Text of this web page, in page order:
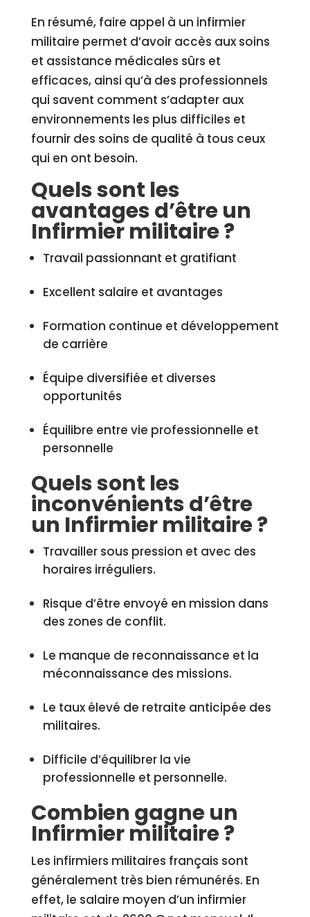
En résumé, faire appel à un infirmier
militaire permet d’avoir accès aux soins
et assistance médicales sûrs et
efficaces, ainsi qu’à des professionnels
qui savent comment s’adapter aux
environnements les plus difficiles et
fournir des soins de qualité à tous ceux
qui en ont besoin.
Quels sont les
avantages d’être un
Infirmier militaire ?
Travail passionnant et gratifiant
Excellent salaire et avantages
Formation continue et développement
de carrière
Équipe diversifiée et diverses
opportunités
Équilibre entre vie professionnelle et
personnelle
Quels sont les
inconvénients d’être
un Infirmier militaire ?
Travailler sous pression et avec des
horaires irréguliers.
Risque d’être envoyé en mission dans
des zones de conflit.
Le manque de reconnaissance et la
méconnaissance des missions.
Le taux élevé de retraite anticipée des
militaires.
Difficile d’équilibrer la vie
professionnelle et personnelle.
Combien gagne un
Infirmier militaire ?
Les infirmiers militaires français sont
généralement très bien rémunérés. En
effet, le salaire moyen d’un infirmier